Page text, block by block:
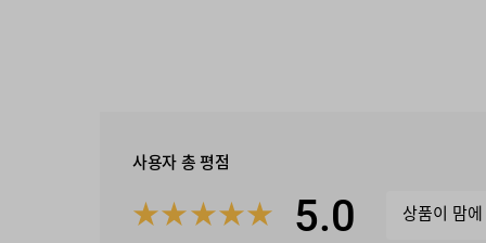
사용자 총 평점
★★★★★ 5.0 상품이 맘